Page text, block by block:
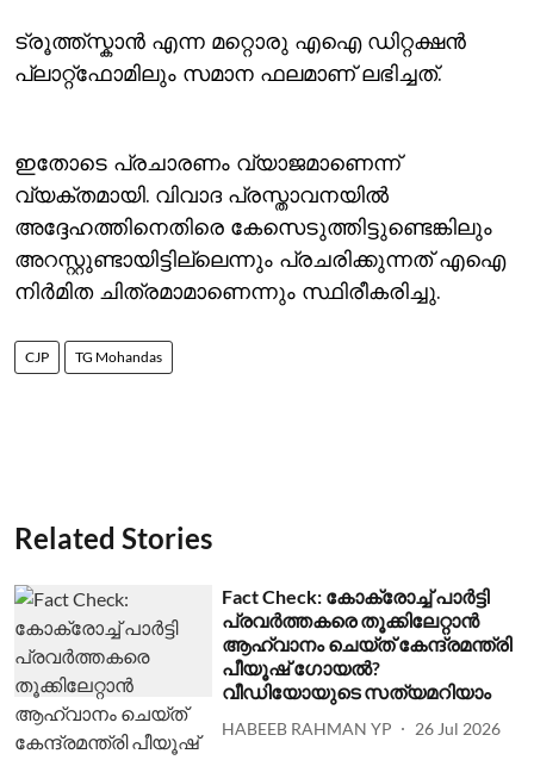
ട്രൂത്ത്സ്കാന്‍ എന്ന മറ്റൊരു എഐ ഡിറ്റക്ഷന്‍
പ്ലാറ്റ്ഫോമിലും സമാന ഫലമാണ് ലഭിച്ചത്.
ഇതോടെ പ്രചാരണം വ്യാജമാണെന്ന്
വ്യക്തമായി. വിവാദ പ്രസ്താവനയില്‍
അദ്ദേഹത്തിനെതിരെ കേസെടുത്തിട്ടുണ്ടെങ്കിലും
അറസ്റ്റുണ്ടായിട്ടില്ലെന്നും പ്രചരിക്കുന്നത് എഐ
നിര്‍മിത ചിത്രമാമാണെന്നും സ്ഥിരീകരിച്ചു.
CJP TG Mohandas
Related Stories
Fact Check: കോക്രോച്ച് പാര്‍ട്ടി
പ്രവര്‍ത്തകരെ തൂക്കിലേറ്റാന്‍
ആഹ്വാനം ചെയ്ത് കേന്ദ്രമന്ത്രി
പീയൂഷ് ഗോയല്‍?
വീഡിയോയുടെ സത്യമറിയാം
HABEEB RAHMAN YP 26 Jul 2026